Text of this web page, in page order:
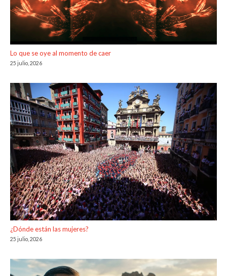
Lo que se oye al momento de caer
25 julio, 2026
¿Dónde están las mujeres?
25 julio, 2026